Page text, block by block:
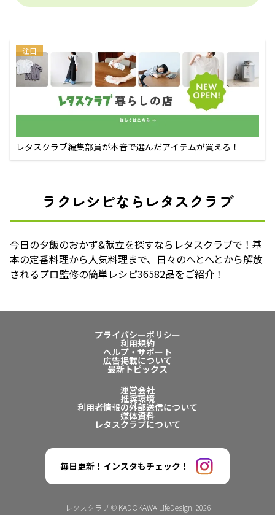
注目
レタスクラブ編集部員が本音で選んだアイテムが買える！
ラクレシピならレタスクラブ
今日の夕飯のおかず&献立を探すならレタスクラブで！基
本の定番料理から人気料理まで、日々のへとへとから解放
されるプロ監修の簡単レシピ36582品をご紹介！
プライバシーポリシー
利用規約
ヘルプ・サポート
広告掲載について
最新トピックス
運営会社
推奨環境
利用者情報の外部送信について
媒体資料
レタスクラブについて
毎日更新！インスタもチェック！
レタスクラブ © KADOKAWA LifeDesign. 2026